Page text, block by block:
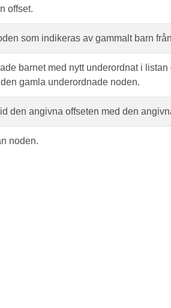
offset.
som indikeras av gammalt barn
barnet med nytt underordnat i listan
gamla underordnade noden.
den angivna offseten med den
noden.